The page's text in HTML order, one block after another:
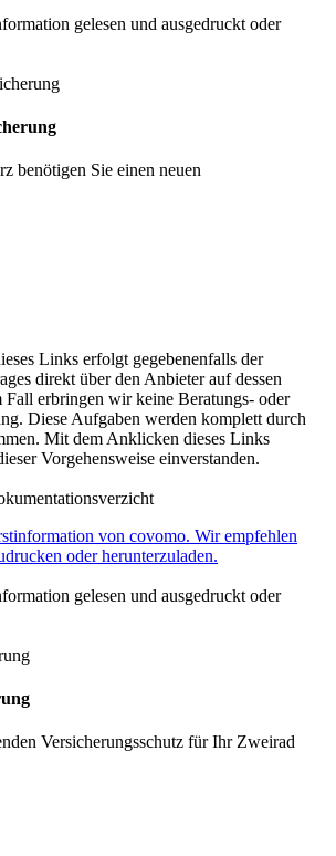
gelesen und ausgedruckt oder
benötigen Sie einen neuen
Links erfolgt gegebenenfalls der
direkt über den Anbieter auf dessen
Fall erbringen wir keine Beratungs- oder
Diese Aufgaben werden komplett durch
Mit dem Anklicken dieses Links
Vorgehensweise einverstanden.
von covomo. Wir empfehlen
oder herunterzuladen.
gelesen und ausgedruckt oder
Versicherungsschutz für Ihr Zweirad